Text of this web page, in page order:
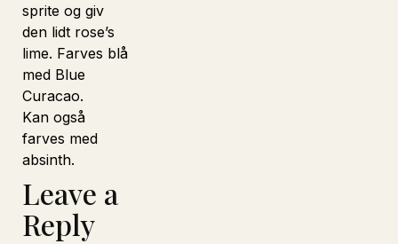
sprite og giv
den lidt rose’s
lime. Farves blå
med Blue
Curacao.
Kan også
farves med
absinth.
Leave a
Reply